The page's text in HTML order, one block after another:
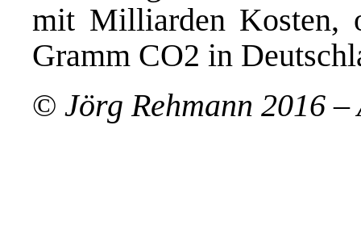
mit Milliarden Kosten,
Gramm CO2 in
© Jörg Rehmann 2016